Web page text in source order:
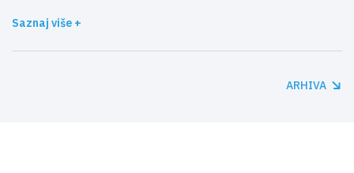
AUTOCESTAMA’’ (Izvođač: tvrtka BS Telecom Solutions
prometni sistem za nadzor i upravljanje prometom u svim
Saznaj više +
ARHIVA